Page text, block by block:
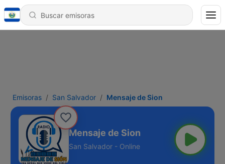
Emisoras San Salvador Mensaje de Sion
Mensaje de Sion
San Salvador - Online